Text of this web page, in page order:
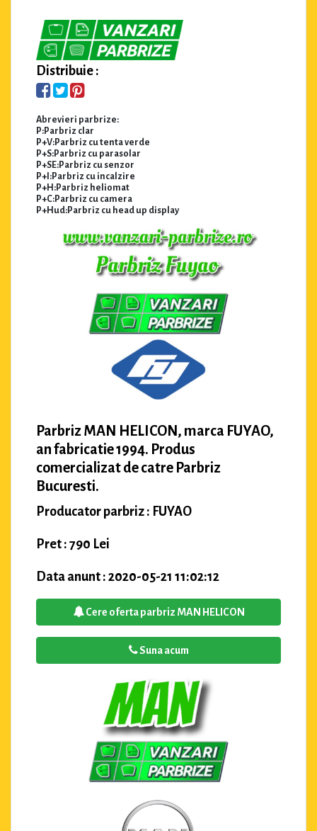
Distribuie :
Abrevieri parbrize:
P:Parbriz clar
P+V:Parbriz cu tenta verde
P+S:Parbriz cu parasolar
P+SE:Parbriz cu senzor
P+I:Parbriz cu incalzire
P+H:Parbriz heliomat
P+C:Parbriz cu camera
P+Hud:Parbriz cu head up display
Parbriz MAN HELICON, marca FUYAO,
an fabricatie 1994. Produs
comercializat de catre Parbriz
Bucuresti.
Producator parbriz : FUYAO
Pret : 790 Lei
Data anunt : 2020-05-21 11:02:12
Cere oferta parbriz MAN HELICON
Suna acum